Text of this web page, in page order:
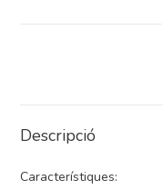
Descripció
Característiques: